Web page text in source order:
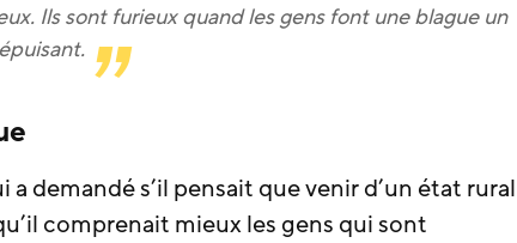
Ils sont furieux quand les gens font une blague un
a demandé s’il pensait que venir d’un état rural
comprenait mieux les gens qui sont